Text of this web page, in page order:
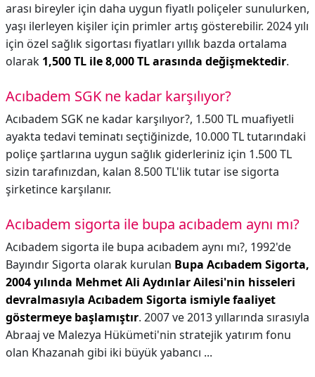
arası bireyler için daha uygun fiyatlı poliçeler sunulurken,
yaşı ilerleyen kişiler için primler artış gösterebilir. 2024 yılı
için özel sağlık sigortası fiyatları yıllık bazda ortalama
olarak 1,500 TL ile 8,000 TL arasında değişmektedir.
Acıbadem SGK ne kadar karşılıyor?
Acıbadem SGK ne kadar karşılıyor?, 1.500 TL muafiyetli
ayakta tedavi teminatı seçtiğinizde, 10.000 TL tutarındaki
poliçe şartlarına uygun sağlık giderleriniz için 1.500 TL
sizin tarafınızdan, kalan 8.500 TL'lik tutar ise sigorta
şirketince karşılanır.
Acıbadem sigorta ile bupa acıbadem aynı mı?
Acıbadem sigorta ile bupa acıbadem aynı mı?, 1992'de
Bayındır Sigorta olarak kurulan Bupa Acıbadem Sigorta,
2004 yılında Mehmet Ali Aydınlar Ailesi'nin hisseleri
devralmasıyla Acıbadem Sigorta ismiyle faaliyet
göstermeye başlamıştır. 2007 ve 2013 yıllarında sırasıyla
Abraaj ve Malezya Hükümeti'nin stratejik yatırım fonu
olan Khazanah gibi iki büyük yabancı ...